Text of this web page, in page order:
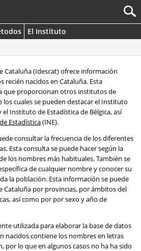
El Instituto
Cataluña (Idescat) ofrece información
recién nacidos en Cataluña. Esta
que proporcionan otros institutos de
los cuales se pueden destacar el Instituto
Instituto de Estadística de Bélgica, así
Estadística(INE).
consultar la frecuencia de los diferentes
Esta consulta se puede hacer según la
los nombres más habituales. También se
de cualquier nombre y conocer su
la población. Esta información se puede
Cataluña por provincias, por ámbitos del
así como por por sexo y año de
utilizada para elaborar la base de datos
nacidos contiene los nombres en letras
por lo que en algunos casos no ha ha sido